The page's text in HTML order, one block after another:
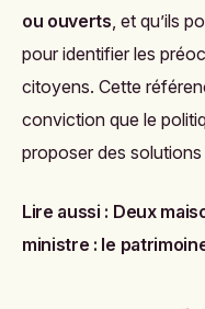
ou ouverts , et qu’ils
pour identifier les
citoyens. Cette
conviction que le
proposer des
Lire aussi : Deux
ministre : le